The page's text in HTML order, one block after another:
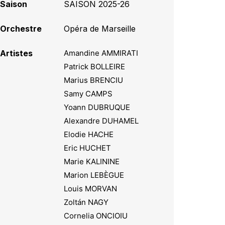
Saison SAISON 2025-26
Orchestre Opéra de Marseille
Artistes
Amandine AMMIRATI
Patrick BOLLEIRE
Marius BRENCIU
Samy CAMPS
Yoann DUBRUQUE
Alexandre DUHAMEL
Elodie HACHE
Eric HUCHET
Marie KALININE
Marion LEBÈGUE
Louis MORVAN
Zoltán NAGY
Cornelia ONCIOIU